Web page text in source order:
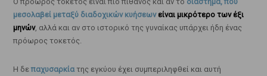
μεσολαβεί μεταξύ διαδοχικών κυήσεωνείναι μικρότερο των έξι
μηνών, αλλά και αν στο ιστορικό της γυναίκας υπάρχει ήδη ένας
πρόωρος τοκετός.
Η δε παχυσαρκία της εγκύου έχει συμπεριληφθεί και αυτή